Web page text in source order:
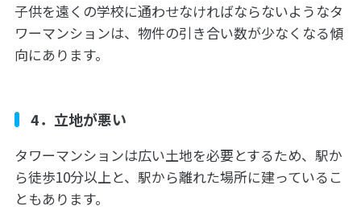
子供を遠くの学校に通わせなければならないようなタ
ワーマンションは、物件の引き合い数が少なくなる傾
向にあります。
4．立地が悪い
タワーマンションは広い土地を必要とするため、駅か
ら徒歩10分以上と、駅から離れた場所に建っているこ
ともあります。